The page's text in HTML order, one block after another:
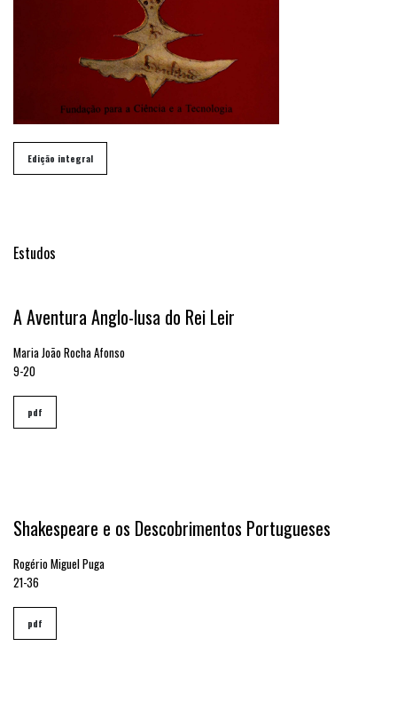
##issue.tableOfContents##
Edição integral
Estudos
A Aventura Anglo-lusa do Rei Leir
Maria João Rocha Afonso
9-20
pdf
Shakespeare e os Descobrimentos Portugueses
Rogério Miguel Puga
21-36
pdf